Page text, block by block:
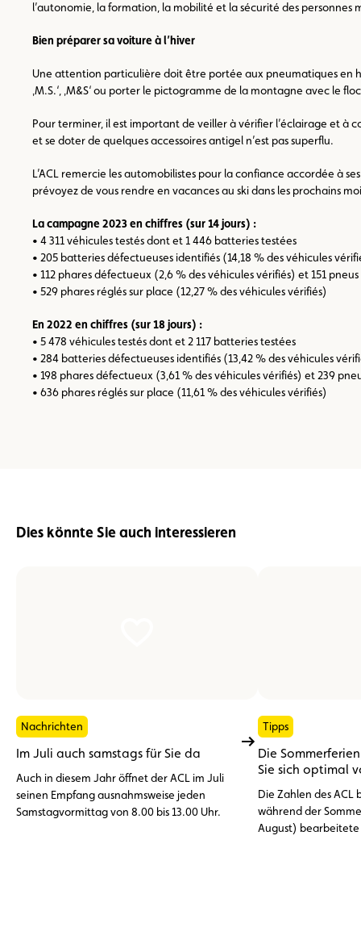
l’autonomie, la formation, la mobilité et la sécurité des personnes
Bien préparer sa voiture à l’hiver
Une attention particulière doit être portée aux pneumatiques en
‚M.S.‘, ‚M&S‘ ou porter le pictogramme de la montagne avec le
Pour terminer, il est important de veiller à vérifier l’éclairage et à
et se doter de quelques accessoires antigel n’est pas superflu.
L’ACL remercie les automobilistes pour la confiance accordée à
prévoyez de vous rendre en vacances au ski dans les prochains
La campagne 2023 en chiffres (sur 14 jours) :
• 4 311 véhicules testés dont et 1 446 batteries testées
• 205 batteries défectueuses identifiés (14,18 % des véhicules
• 112 phares défectueux (2,6 % des véhicules vérifiés) et 151
• 529 phares réglés sur place (12,27 % des véhicules vérifiés)
En 2022 en chiffres (sur 18 jours) :
• 5 478 véhicules testés dont et 2 117 batteries testées
• 284 batteries défectueuses identifiés (13,42 % des véhicules
• 198 phares défectueux (3,61 % des véhicules vérifiés) et 239
• 636 phares réglés sur place (11,61 % des véhicules vérifiés)
Dies könnte Sie auch interessieren
Nachrichten
Im Juli auch samstags für Sie da
Auch in diesem Jahr öffnet der ACL im Juli
seinen Empfang ausnahmsweise jeden
Samstagvormittag von 8.00 bis 13.00 Uhr.
Tipps
Die
Sie sich optimal
Die Zahlen des ACL
während der
August)